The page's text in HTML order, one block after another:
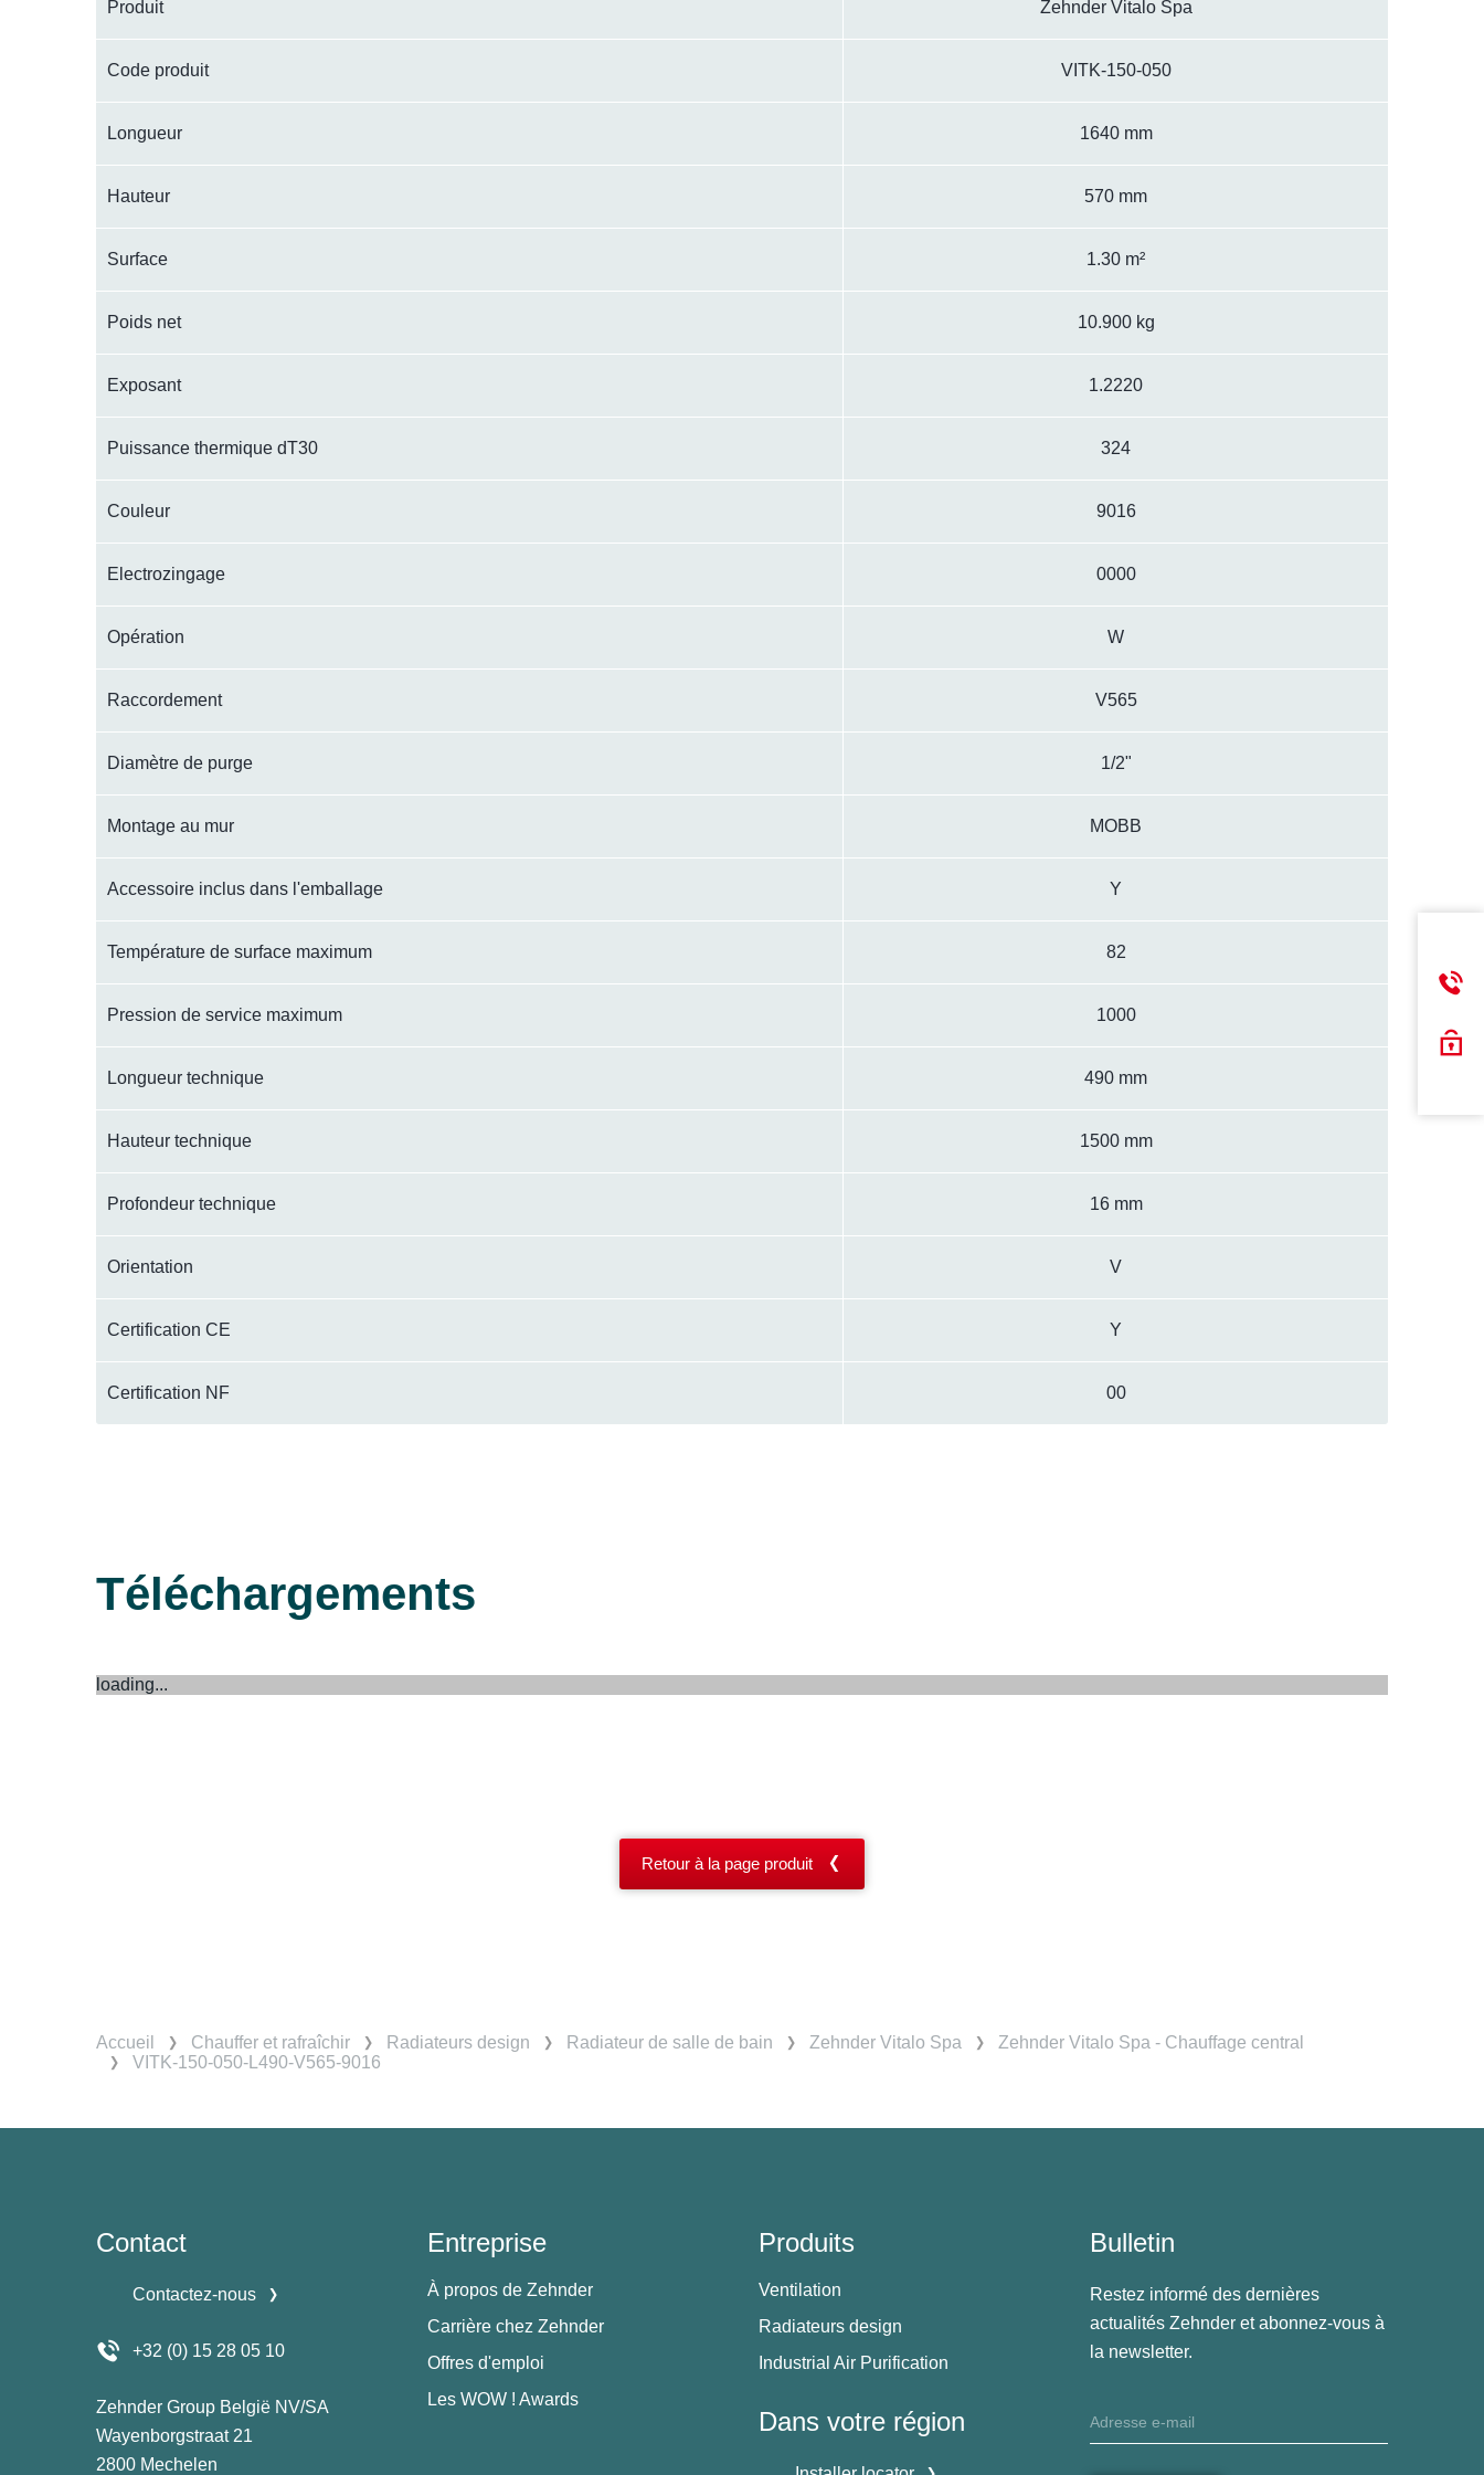
Produit Zehnder Vitalo Spa
Code produit VITK-150-050
Longueur 1640 mm
Hauteur 570 mm
Surface 1.30 m²
Poids net 10.900 kg
Exposant 1.2220
Puissance thermique dT30 324
Couleur 9016
Electrozingage 0000
Opération W
Raccordement V565
Diamètre de purge 1/2"
Montage au mur MOBB
Accessoire inclus dans l'emballage Y
Température de surface maximum 82
Pression de service maximum 1000
Longueur technique 490 mm
Hauteur technique 1500 mm
Profondeur technique 16 mm
Orientation V
Certification CE Y
Certification NF 00
Téléchargements
loading...
Retour à la page produit
Accueil Chauffer et rafraîchir Radiateurs design Radiateur de salle de bain Zehnder Vitalo Spa
Zehnder Vitalo Spa - Chauffage central
VITK-150-050-L490-V565-9016
Contact
Contactez-nous
+32 (0) 15 28 05 10
Zehnder Group België NV/SA
Wayenborgstraat 21
2800 Mechelen
Entreprise
À propos de Zehnder
Carrière chez Zehnder
Offres d'emploi
Les WOW ! Awards
Produits
Ventilation
Radiateurs design
Industrial Air Purification
Dans votre région
Bulletin
Restez informé des dernières
actualités Zehnder et abonnez-vous à
la newsletter.